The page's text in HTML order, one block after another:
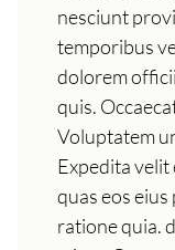
nesciunt
temporibus
dolorem
quis.
Voluptatem
Expedita
quas eos
ratione quia.